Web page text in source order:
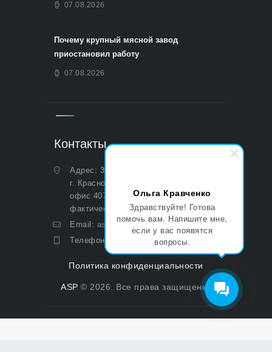
Ольга Кравченко
Здравствуйте! Готова
помочь вам. Напишите мне,
если у вас появятся
вопросы.
07.08.2026
Почему крупный мясной завод
приостановил работу
07.08.2026
Контакты
Адрес: 350051, Краснодарский край,
г. Краснодар, ул. Дальняя, д. 27,
офис 407 (Юридический и
фактический)
Email: asp@aoasp.ru
Телефон:
+7 (499) 380-83-05
Политика конфиденциальности
ASP © 2026. Все права защищены.